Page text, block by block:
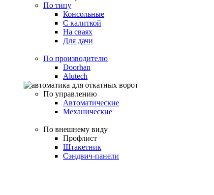
По типу
Консольные
С калиткой
На сваях
Для дачи
По производителю
Doorhan
Alutech
По управлению
Автоматические
Механические
По внешнему виду
Профлист
Штакетник
Сэндвич-панели